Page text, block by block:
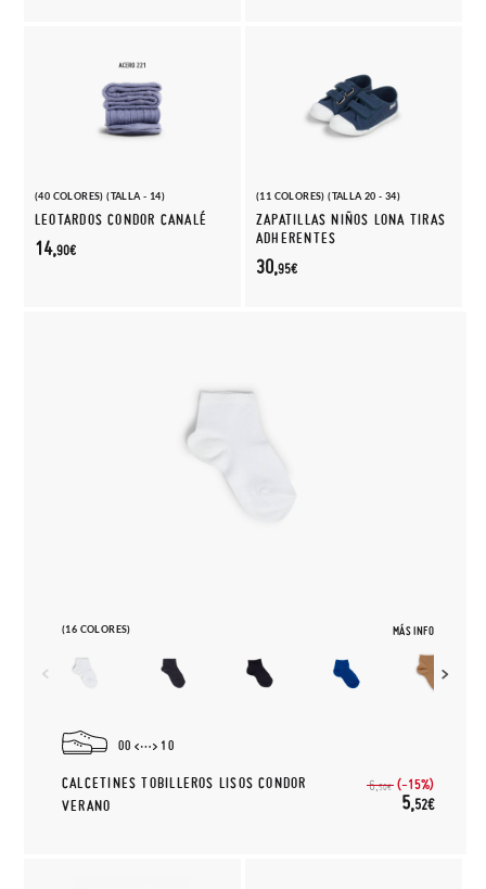
(40 COLORES) (TALLA - 14)
LEOTARDOS CONDOR CANALÉ
14,90€
(11 COLORES) (TALLA 20 - 34)
ZAPATILLAS NIÑOS LONA TIRAS
ADHERENTES
30,95€
(16 COLORES) MÁS INFO
00 10
CALCETINES TOBILLEROS LISOS CONDOR
VERANO
6,50€ (-15%)
5,52€